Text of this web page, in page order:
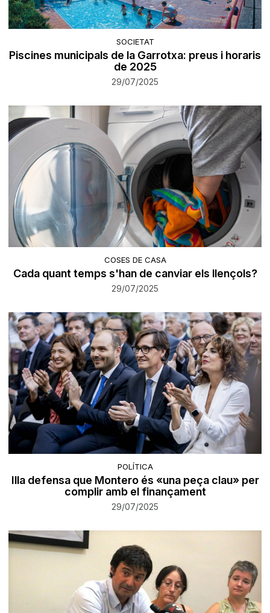
SOCIETAT
Piscines municipals de la Garrotxa: preus i horaris
de 2025
29/07/2025
COSES DE CASA
Cada quant temps s'han de canviar els llençols?
29/07/2025
POLÍTICA
Illa defensa que Montero és «una peça clau» per
complir amb el finançament
29/07/2025